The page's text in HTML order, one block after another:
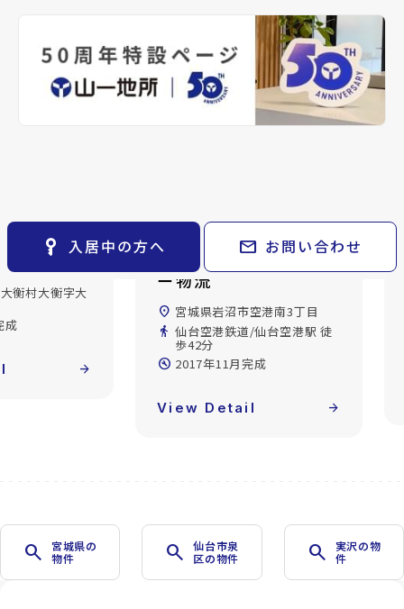
エリアから探す
train
路線から探す
事業用・投資用を探す keyboard_arrow_right
検索条件
閲覧履歴 keyboard_arrow_right
マイホームを考え始めたら
ご購入の流れ・諸費用
相続相談をしたい keyboard_arrow_right
不動産に投資したい keyboard_arrow_right
keyboard_arrow_right
パーパス keyboard_arrow_right
CM紹介
keyboard_arrow_right
レンタルオフィス keyboard_arrow_right
貸会議室 keyboard_arrow_right
open_in_new
keyboard_arrow_right
退去される方へ keyboard_arrow_right
※準備中 住まいのしおり（PDF）
key_vertical 入居中の方へ mail お問い合わせ
地
衡村大衡字大
成
arrow_forward
岩沼臨海工業センコ
ー物流
location_on 宮城県岩沼市空港南3丁目
directions_walk 仙台空港鉄道/仙台空港駅 徒
歩42分
build_circle 2017年11月完成
View Detail arrow_forward
search
宮城県の
物件
search
仙台市泉
区の物件
search
実沢の物
件